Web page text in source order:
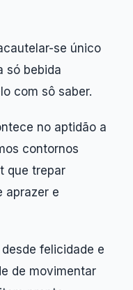
se único
só bebida
com sô saber.
no aptidão a
contornos
que trepar
aprazer e
felicidade e
de movimentar